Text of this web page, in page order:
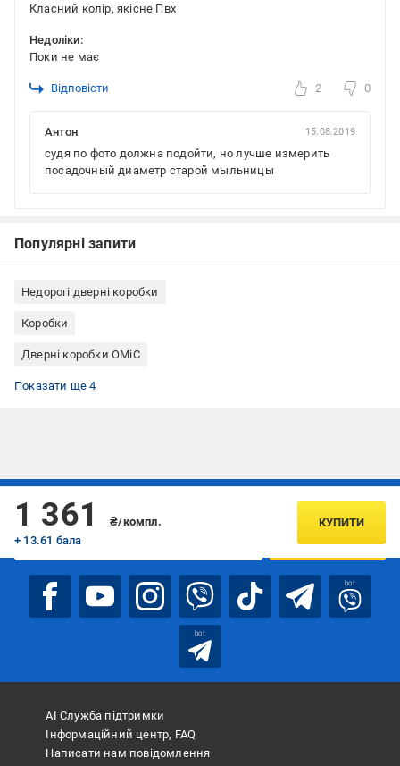
Класний колір, якісне Пвх
Недоліки:
Поки не має
Відповісти 2 0
Антон 15.08.2019
судя по фото должна подойти, но лучше измерить
посадочный диаметр старой мыльницы
Популярні запити
Недорогі дверні коробки
Коробки
Дверні коробки ОМіС
Дверні коробки (комплект)
Дверні коробки МДФ
Дверні коробки 80 мм
Дверні коробки венге
Показати ще 4
1 361
₴/компл.
+ 13.61 бала
КУПИТИ
Підписуйтесь, щоб дізнаватись першим про акції та пропозиції
ПІДПИСАТИСЯ
bot
bot
АІ Служба підтримки
Інформаційний центр, FAQ
Написати нам повідомлення